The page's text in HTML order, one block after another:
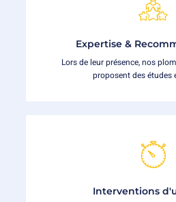
Expertise &
Lors de leur présence, nos
proposent des études
Interventions